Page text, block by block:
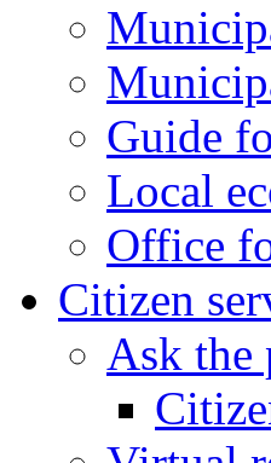
Guide
Local
Office
Citizen
Ask the